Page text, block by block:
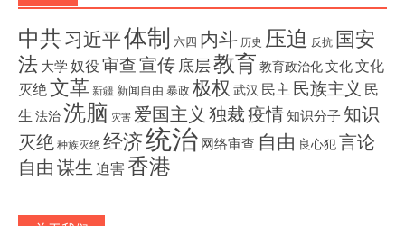
中共习近平体制 六四 内斗 历史 压迫 反抗 国安
法 大学 奴役 审查宣传底层教育 教育政治化文化文化
灭绝文革 新疆 新闻自由 暴政 极权 武汉 民主 民族主义 民
生 法治洗脑 灾害 爱国主义 独裁疫情知识分子 知识
灭绝 种族灭绝 经济统治 网络审查 自由 良心犯言论
自由 谋生 迫害香港